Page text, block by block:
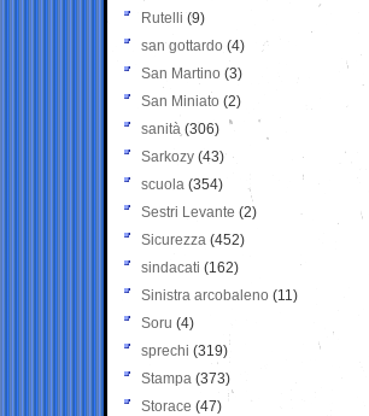
Rutelli (9)
san gottardo (4)
San Martino (3)
San Miniato (2)
sanità (306)
Sarkozy (43)
scuola (354)
Sestri Levante (2)
Sicurezza (452)
sindacati (162)
Sinistra arcobaleno (11)
Soru (4)
sprechi (319)
Stampa (373)
Storace (47)